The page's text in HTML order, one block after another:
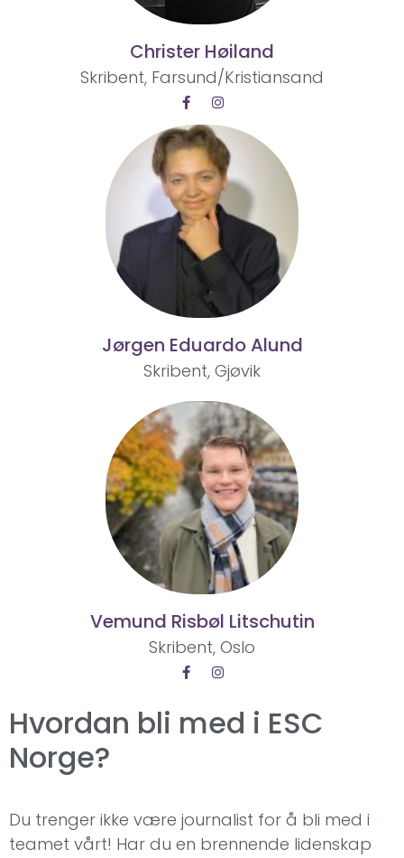
Christer Høiland
Skribent, Farsund/Kristiansand
Jørgen Eduardo Alund
Skribent, Gjøvik
Vemund Risbøl Litschutin
Skribent, Oslo
Hvordan bli med i ESC
Norge?
Du trenger ikke være journalist for å bli med i
teamet vårt! Har du en brennende lidenskap